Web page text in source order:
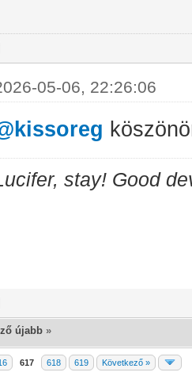
05-06, 22:26:06
stay! Good
újabb »
617 618 619 Következő »